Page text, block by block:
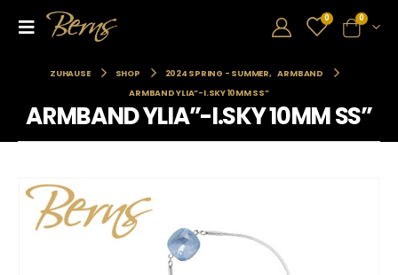
0 0
ZUHAUSE SHOP 2024 SPRING - SUMMER, ARMBAND
ARMBAND YLIA”-I.SKY 10MM SS”
ARMBAND YLIA”-I.SKY 10MM SS”